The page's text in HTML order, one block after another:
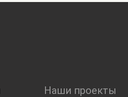
Наши проекты